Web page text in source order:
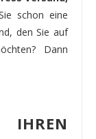
schon eine
den Sie auf
Dann